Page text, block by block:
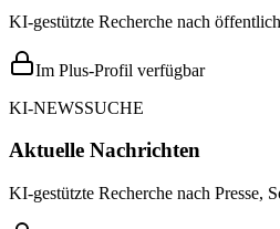
KI-gestützte Recherche nach
Im Plus-Profil verfügbar
KI-NEWSSUCHE
Aktuelle Nachrichten
KI-gestützte Recherche nach Presse,